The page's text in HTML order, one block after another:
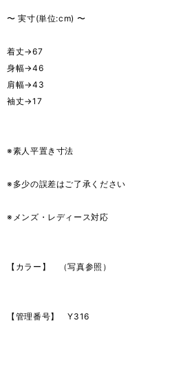
〜 実寸(単位:cm) 〜
着丈→67
身幅→46
肩幅→43
袖丈→17
※素人平置き寸法
※多少の誤差はご了承ください
※メンズ・レディース対応
【カラー】 （写真参照）
【管理番号】 Y316